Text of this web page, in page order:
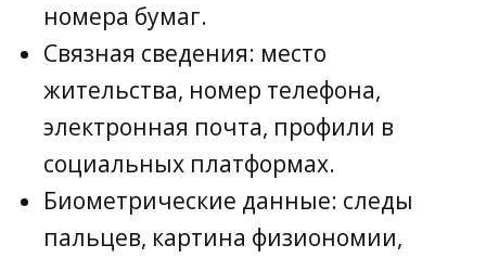
номера бумаг.
Связная сведения: место
жительства, номер телефона,
электронная почта, профили в
социальных платформах.
Биометрические данные: следы
пальцев, картина физиономии,